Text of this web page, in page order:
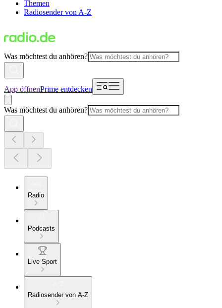
Themen
Radiosender von A-Z
Was möchtest du anhören?
App öffnenPrime entdecken
Was möchtest du anhören?
Radio
Podcasts
Live Sport
Radiosender von A-Z